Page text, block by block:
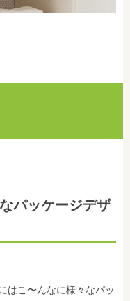
パッケージデザ
はこ〜んなに様々なパッ